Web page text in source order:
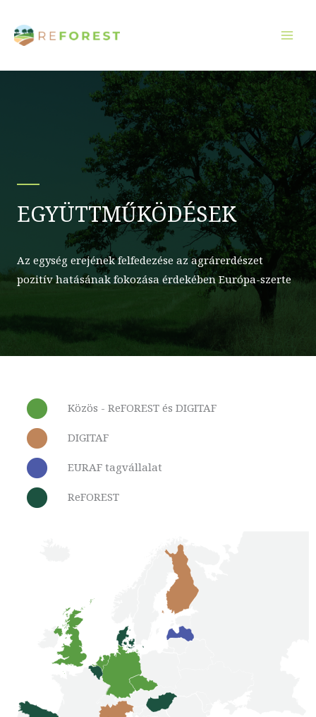
tartalomra
EGYÜTTMŰKÖDÉSEK
Az egység erejének felfedezése az agrárerdészet
pozitív hatásának fokozása érdekében Európa-szerte
Közös - ReFOREST és DIGITAF
DIGITAF
EURAF tagvállalat
ReFOREST